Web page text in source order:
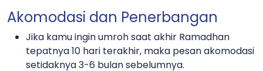
Akomodasi dan Penerbangan
Jika kamu ingin umroh saat akhir Ramadhan
tepatnya 10 hari terakhir, maka pesan akomodasi
setidaknya 3-6 bulan sebelumnya.